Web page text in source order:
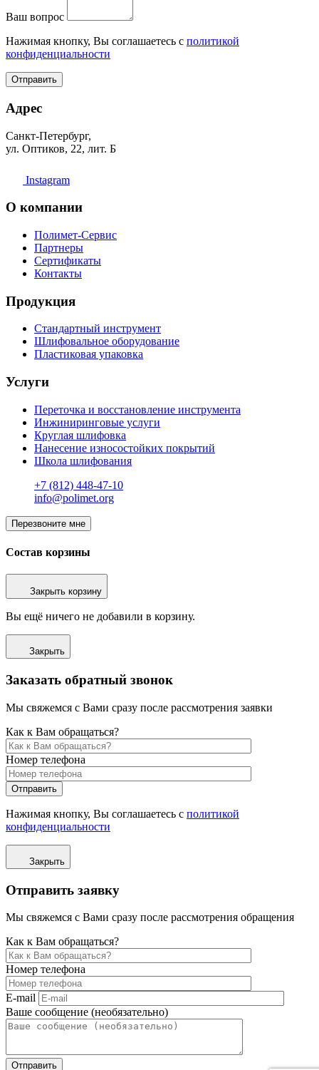
Ваш вопрос
Нажимая кнопку, Вы соглашаетесь с политикой
конфиденциальности
Отправить
Адрес
Санкт-Петербург,
ул. Оптиков, 22, лит. Б
Instagram
О компании
Полимет-Сервис
Партнеры
Сертификаты
Контакты
Продукция
Стандартный инструмент
Шлифовальное оборудование
Пластиковая упаковка
Услуги
Переточка и восстановление инструмента
Инжиниринговые услуги
Круглая шлифовка
Нанесение износостойких покрытий
Школа шлифования
+7 (812) 448-47-10
info@polimet.org
Перезвоните мне
Состав корзины
Закрыть корзину
Вы ещё ничего не добавили в корзину.
Закрыть
Заказать обратный звонок
Мы свяжемся с Вами сразу после рассмотрения заявки
Как к Вам обращаться?
Номер телефона
Отправить
Нажимая кнопку, Вы соглашаетесь с политикой
конфиденциальности
Закрыть
Отправить заявку
Мы свяжемся с Вами сразу после рассмотрения обращения
Как к Вам обращаться?
Номер телефона
E-mail
Ваше сообщение (необязательно)
Отправить